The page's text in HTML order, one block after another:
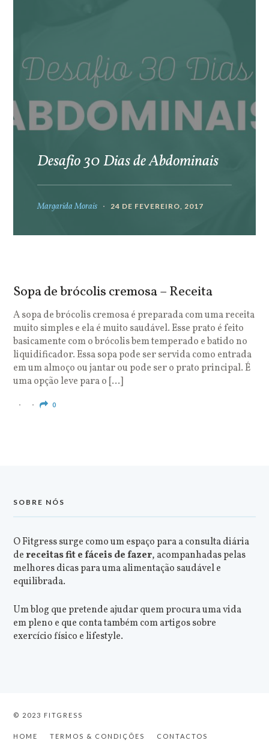
Desafio 30 Dias de Abdominais
Margarida Morais 24 DE FEVEREIRO, 2017
Sopa de brócolis cremosa – Receita
A sopa de brócolis cremosa é preparada com uma receita
muito simples e ela é muito saudável. Esse prato é feito
basicamente com o brócolis bem temperado e batido no
liquidificador. Essa sopa pode ser servida como entrada
em um almoço ou jantar ou pode ser o prato principal. É
uma opção leve para o […]
0
SOBRE NÓS
O Fitgress surge como um espaço para a consulta diária
dereceitas fit e fáceis de fazer, acompanhadas pelas
melhores dicas para uma alimentação saudável e
equilibrada.
Um blog que pretende ajudar quem procura uma vida
em pleno e que conta também com artigos sobre
exercício físico e lifestyle.
© 2023 FITGRESS
HOME TERMOS & CONDIÇÕES CONTACTOS